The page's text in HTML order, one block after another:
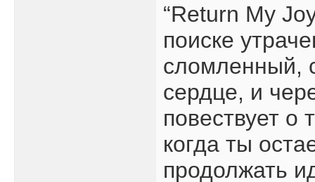
“Return My
поиске
сломленный,
сердце, и
повествует о
когда ты
продолжать